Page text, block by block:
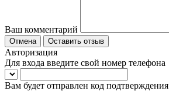
Ваш комментарий
Отмена Оставить отзыв
Авторизация
Для входа введите свой номер телефона
Вам будет отправлен код подтверждения